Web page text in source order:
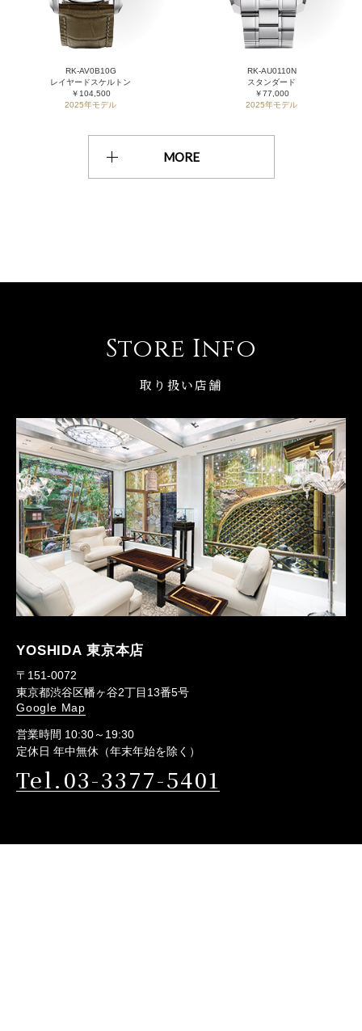
RK-AV0B10G
レイヤードスケルトン
￥104,500
2025年モデル
RK-AU0110N
スタンダード
￥77,000
2025年モデル
MORE
Store Info
取り扱い店舗
YOSHIDA 東京本店
〒151-0072
東京都渋谷区幡ヶ谷2丁目13番5号
Google Map
営業時間 10:30～19:30
定休日 年中無休（年末年始を除く）
Tel.03-3377-5401